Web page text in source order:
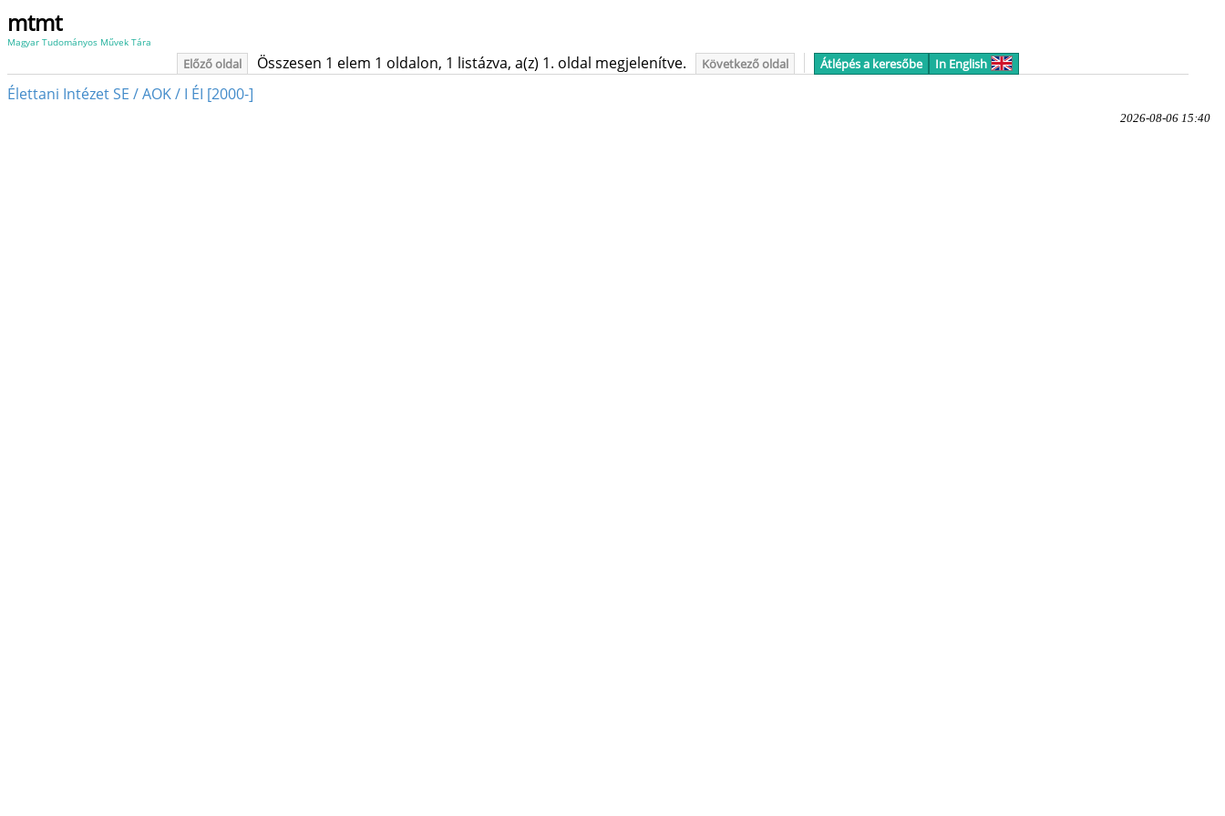
mtmt
Magyar Tudományos Művek Tára
Előző oldal Összesen 1 elem 1 oldalon, 1 listázva, a(z) 1. oldal megjelenítve. Következő oldal Átlépés a keresőbe In English
Élettani Intézet SE / AOK / I ÉI [2000-]
2026-08-06 15:40